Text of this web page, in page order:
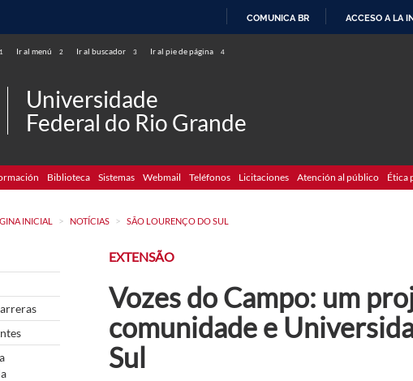
COMUNICA BR ACCESO A LA
1 Ir al menú 2 Ir al buscador 3 Ir al pie de página 4
Universidade
Federal do Rio Grande
Biblioteca Sistemas Webmail Teléfonos Licitaciones Atención al público Ética
INICIAL > NOTÍCIAS > SÃO LOURENÇO DO SUL
EXTENSÃO
Vozes do Campo: um
comunidade e
Sul